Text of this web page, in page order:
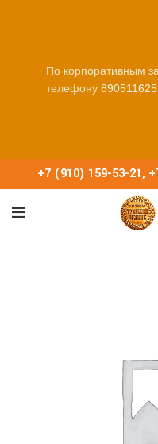
+7 (910) 159-53-21,
По корпоративным
телефону